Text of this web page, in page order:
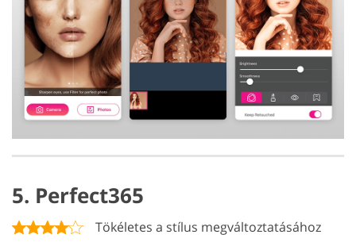
5. Perfect365
Tökéletes a stílus megváltoztatásához